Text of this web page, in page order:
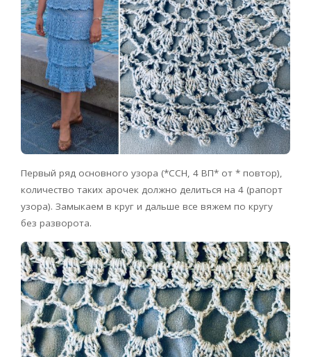
Первый ряд основного узора (*ССН, 4 ВП* от * повтор),
количество таких арочек должно делиться на 4 (рапорт
узора). Замыкаем в круг и дальше все вяжем по кругу
без разворота.